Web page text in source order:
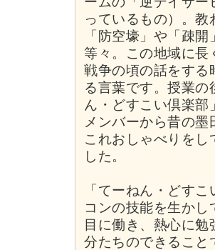
っているもの）。教
「防空壕」や「疎
等々。この地域に長
戦争の頃の話をする
る言葉です。授業の
ん・どすこい倶楽
メンバーから昔の
これおしゃべりを
した。
「てーねん・どす
コンの技能を生か
目に働き、熱心に
分たちのできること